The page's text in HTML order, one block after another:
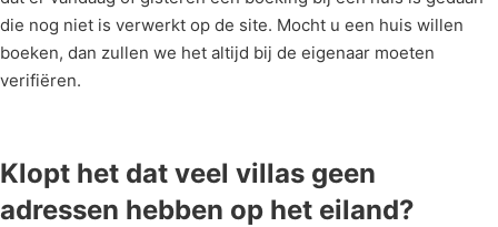
die nog niet is verwerkt op de site. Mocht u een huis willen
boeken, dan zullen we het altijd bij de eigenaar moeten
verifiëren.
Klopt het dat veel villas geen
adressen hebben op het eiland?